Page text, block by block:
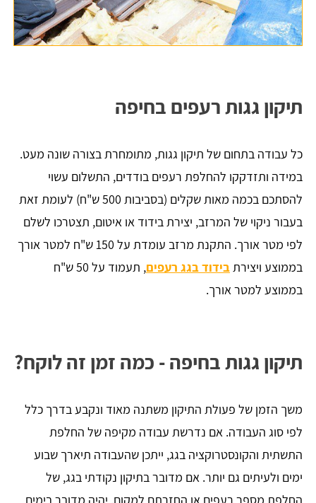
תיקון גגות רעפים בחיפה
כל עבודה בתחום של תיקון גגות, מתומחרת בצורה שונה מעט.
במידה ותזדקקו להחלפת רעפים בודדים, התשלום עשוי
להסתכם בכמה מאות שקלים (בסביבות 500 ש"ח) לעומת זאת
בעבור ניקוי של המרזב, יצירת בידוד או איטום, תצטרכו לשלם
לפי מטר אורך. התקנת מרזב עומדת על 150 ש"ח למטר אורך
בממוצע ויצירתבידוד בגג רעפים
, תעמוד על 50 ש"ח
בממוצע למטר אורך.
תיקון גגות בחיפה - כמה זמן זה לוקח?
משך הזמן של פעולת התיקון משתנה מאוד ונקבע בדרך כלל
לפי סוג העבודה. אם נדרשת עבודה מקיפה של החלפת
התשתית והקונסטרוקציה בגג, ייתכן שהעבודה תיארך שבוע
ימים ולעיתים גם יותר. אם מדובר בתיקון נקודתי בגג, של